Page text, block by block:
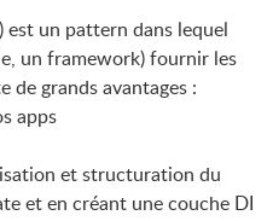
est un pattern dans lequel
un framework) fournir les
de grands avantages :
apps
et structuration du
et en créant une couche DI